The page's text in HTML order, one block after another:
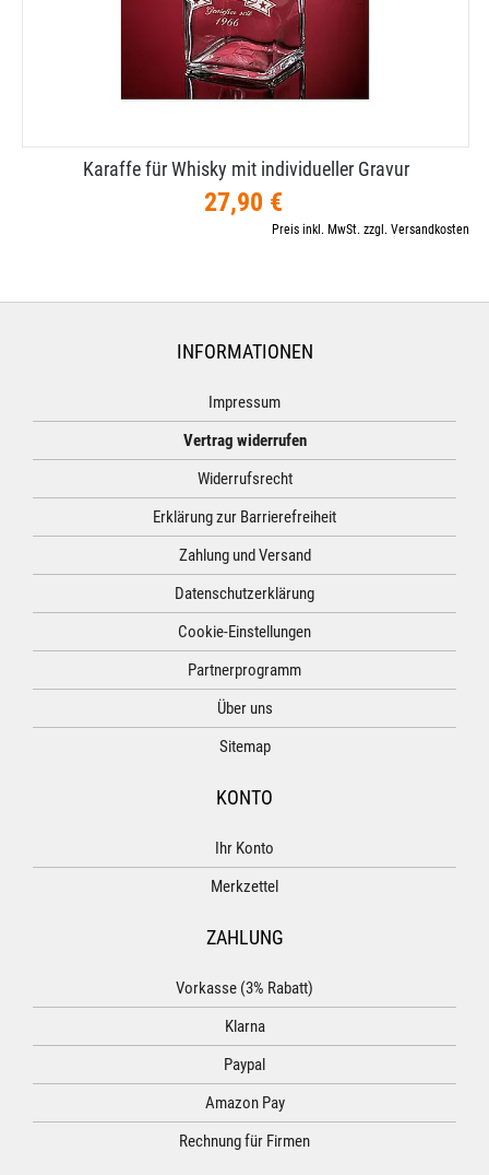
Karaffe für Whisky mit individueller Gravur
27,90 €
Preis inkl. MwSt. zzgl. Versandkosten
INFORMATIONEN
Impressum
Vertrag widerrufen
Widerrufsrecht
Erklärung zur Barrierefreiheit
Zahlung und Versand
Datenschutzerklärung
Cookie-Einstellungen
Partnerprogramm
Über uns
Sitemap
KONTO
Ihr Konto
Merkzettel
ZAHLUNG
Vorkasse (3% Rabatt)
Klarna
Paypal
Amazon Pay
Rechnung für Firmen